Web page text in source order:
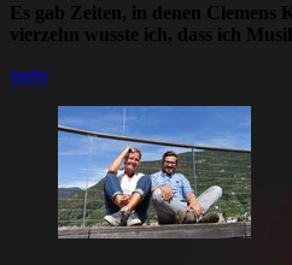
Es gab Zeiten, in denen Clemens
vierzehn wusste ich, dass ich
mehr